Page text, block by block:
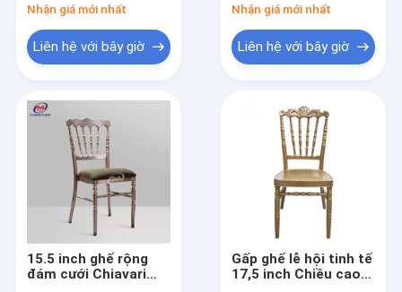
Các sản phẩm
Về chúng tôi
Tham quan nhà máy
Kiểm soát chất lượng
Nhận giá mới nhất
Liên hệ với bây giờ
Nhận giá mới nhất
Liên hệ với bây giờ
15.5 inch ghế rộng
đám cưới Chiavari
Gấp ghế lễ hội tinh tế
17,5 inch Chiều cao